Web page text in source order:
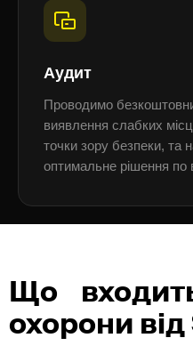
Аудит
Проводимо
виявлення слабких
точки зору безпеки, та
оптимальне рішення по
Що
охорони від